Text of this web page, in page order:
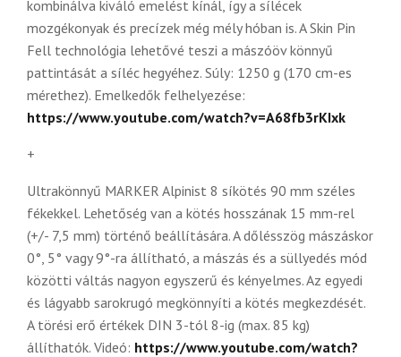
kombinálva kiváló emelést kínál, így a sílécek
mozgékonyak és precízek még mély hóban is. A Skin Pin
Fell technológia lehetővé teszi a mászóöv könnyű
pattintását a síléc hegyéhez. Súly: 1250 g (170 cm-es
mérethez). Emelkedők felhelyezése:
https://www.youtube.com/watch?v=A68fb3rKIxk
+
Ultrakönnyű MARKER Alpinist 8 síkötés 90 mm széles
fékekkel. Lehetőség van a kötés hosszának 15 mm-rel
(+/- 7,5 mm) történő beállítására. A dőlésszög mászáskor
0°, 5° vagy 9°-ra állítható, a mászás és a süllyedés mód
közötti váltás nagyon egyszerű és kényelmes. Az egyedi
és lágyabb sarokrugó megkönnyíti a kötés megkezdését.
A törési erő értékek DIN 3-tól 8-ig (max. 85 kg)
állíthatók. Videó: https://www.youtube.com/watch?